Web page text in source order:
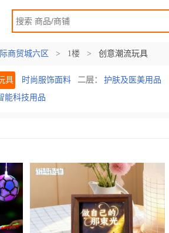
商贸城六区 > 1楼 > 创意潮流玩具
具 时尚服饰面料 二层： 护肤及医美用品
能科技用品